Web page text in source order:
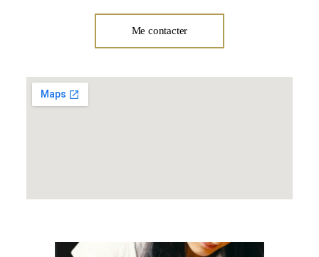
Me contacter